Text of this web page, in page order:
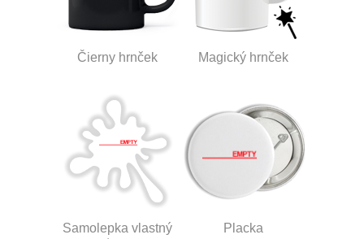
Čierny hrnček Magický hrnček
Samolepka vlastný
Placka